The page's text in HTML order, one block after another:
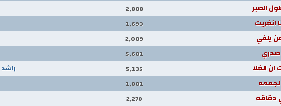
الصبر 2,808
انغريت 1,690
يلفي 2,009
5,601
الغلا 5,135
1,801
دقاقه 2,270